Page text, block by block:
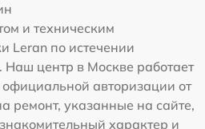
и техническим
Leran по истечении
Наш центр в Москве работает
авторизации от
ремонт, указанные на сайте,
характер и